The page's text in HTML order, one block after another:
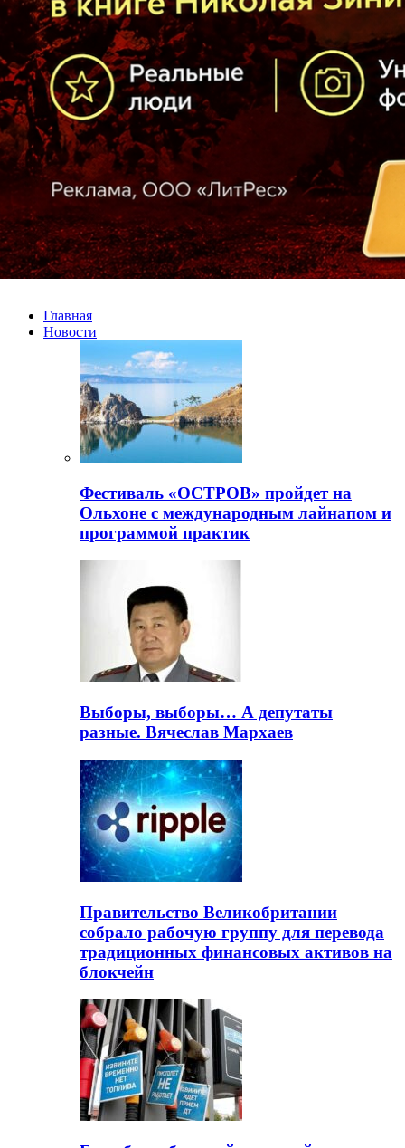
Главная
Новости
Фестиваль «ОСТРОВ» пройдет на
Ольхоне с международным лайнапом и
программой практик
Выборы, выборы… А депутаты
разные. Вячеслав Мархаев
Правительство Великобритании
собрало рабочую группу для перевода
традиционных финансовых активов на
блокчейн